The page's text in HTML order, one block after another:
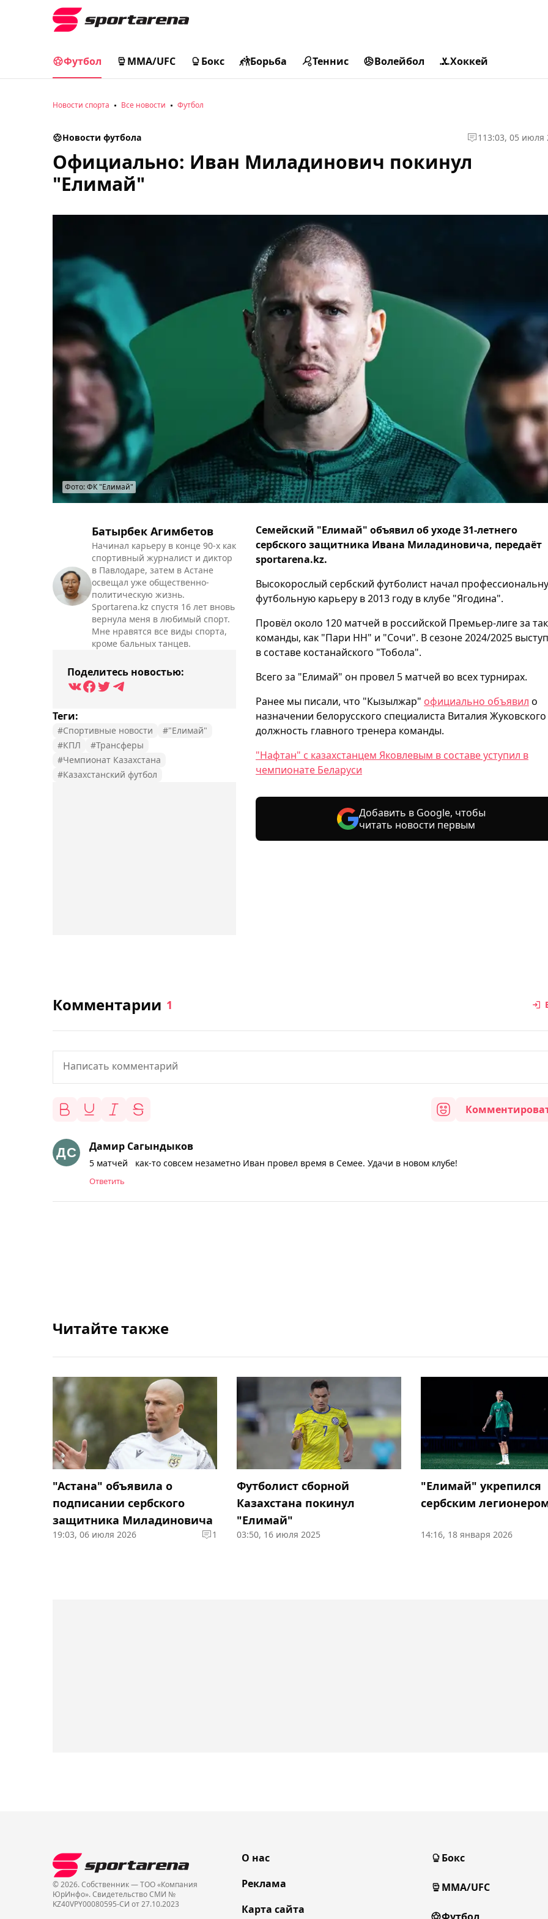
Футбол MMA/UFC Бокс Борьба Теннис Волейбол Хоккей
Новости спорта Все новости Футбол
Новости футбола 1 13:03, 05 июля
Официально: Иван Миладинович покинул
"Елимай"
Фото: ФК "Елимай"
Батырбек Агимбетов
Начинал карьеру в конце 90-х как
спортивный журналист и диктор
в Павлодаре, затем в Астане
освещал уже общественно-
политическую жизнь.
Sportarena.kz спустя 16 лет вновь
вернула меня в любимый спорт.
Мне нравятся все виды спорта,
кроме бальных танцев.
Поделитесь новостью:
Теги:
#Спортивные новости
#"Елимай"
#КПЛ
#Трансферы
#Чемпионат Казахстана
#Казахстанский футбол
Семейский "Елимай" объявил об уходе 31-летнего
сербского защитника Ивана Миладиновича, передаёт
sportarena.kz.
Высокорослый сербский футболист начал
футбольную карьеру в 2013 году в клубе "Ягодина".
Провёл около 120 матчей в российской Премьер-лиге за
команды, как "Пари НН" и "Сочи". В сезоне 2024/2025
в составе костанайского "Тобола".
Всего за "Елимай" он провел 5 матчей во всех турнирах.
Ранее мы писали, что "Кызылжар" официально объявил о
назначении белорусского специалиста Виталия
должность главного тренера команды.
"Нафтан" с казахстанцем Яковлевым в составе уступил в
чемпионате Беларуси
Добавить в Google, чтобы
читать новости первым
Комментарии 1
Дамир Сагындыков
5 матчей как-то совсем незаметно Иван провел время в Семее. Удачи в новом клубе!
Ответить
Читайте также
"Астана" объявила о
подписании сербского
защитника Миладиновича
19:03, 06 июля 2026 1
Футболист сборной
Казахстана покинул
"Елимай"
03:50, 16 июля 2025
"Елимай" укрепился
сербским
14:16, 18 января 2026
© 2026. Собственник — ТОО «Компания
ЮрИнфо». Cвидетельство СМИ №
KZ40VPY00080595-СИ от 27.10.2023
О нас
Реклама
Карта сайта
Бокс
MMA/UFC